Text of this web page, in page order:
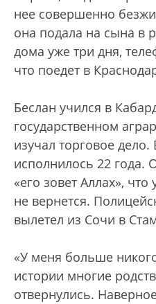
нее совершенно
она подала на сына в
дома уже три дня,
что поедет в
Беслан учился в
государственном
изучал торговое
исполнилось 22 года.
«его зовет Аллах»,
не вернется.
вылетел из Сочи в
«У меня больше
истории многие
отвернулись.